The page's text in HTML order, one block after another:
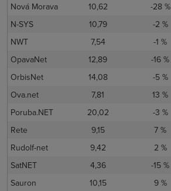
Nová Morava
10,62 -28 %
N-SYS
10,79 -2 %
NWT
7,54 -1 %
OpavaNet
12,89 -16 %
OrbisNet
14,08 -5 %
Ova.net
7,81 13 %
Poruba.NET
20,02 -3 %
Rete
9,15 7 %
Rudolf-net
9,42 2 %
SatNET
4,36 -15 %
Sauron
10,15 9 %